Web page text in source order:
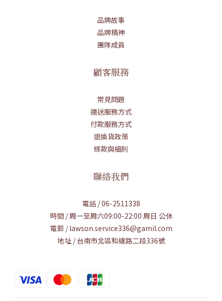
品牌故事
品牌精神
團隊成員
顧客服務
常見問題
運送服務方式
付款服務方式
退換貨政策
條款與細則
聯絡我們
電話 / 06-2511338
時間 / 周一至周六09:00-22:00 周日 公休
電郵 / lawson.service336@gamil.com
地址 / 台南市北區和緯路二段336號